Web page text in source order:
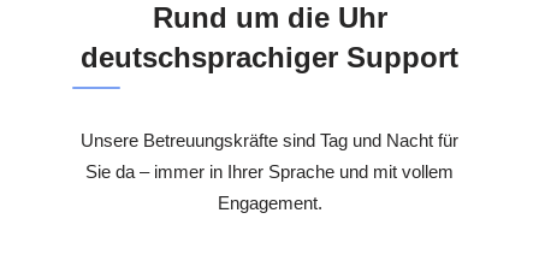
Rund um die Uhr
deutschsprachiger Support
Unsere Betreuungskräfte sind Tag und Nacht für
Sie da – immer in Ihrer Sprache und mit vollem
Engagement.